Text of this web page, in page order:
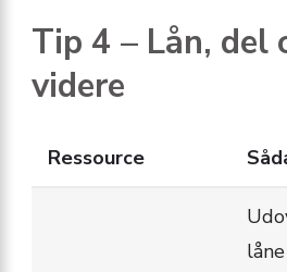
Tip 4 – Lån, del
videre
Ressource